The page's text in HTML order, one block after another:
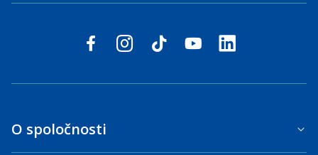
Sledujte nás na sociálnych sieťach
facebookinstagram
tiktok youtubelinkedin
O spoločnosti